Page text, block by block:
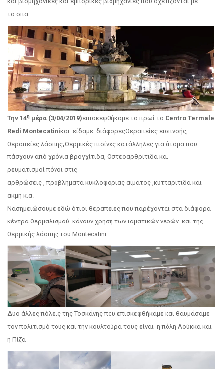
το σπα.
Την 14η μέρα (3/04/2019)επισκεφθήκαμε το πρωί το Centro Termale
Redi Montecatiniκαι είδαμε διάφορεςΘεραπείες εισπνοής,
θεραπείες λάσπης,Θερμικές πισίνες κατάλληλες για άτομα που
πάσχουν από χρόνια βρογχίτιδα, Οστεοαρθρίτιδα και
ρευματισμοί πόνοι στις
αρθρώσεις , προβλήματα κυκλοφορίας αίματος ,κυτταρίτιδα και
ακμή κ.α.
Νασημειώσουμε εδώ ότιοι θεραπείες που παρέχονται στα διάφορα
κέντρα θερμαλισμού κάνουν χρήση των ιαματικών νερών και της
θερμικής λάσπης του Montecatini.
Δυο άλλες πόλεις της Τοσκάνης που επισκεφθήκαμε και θαυμάσαμε
τον πολιτισμό τους και την κουλτούρα τους είναι η πόλη Λούκκα και
η Πίζα